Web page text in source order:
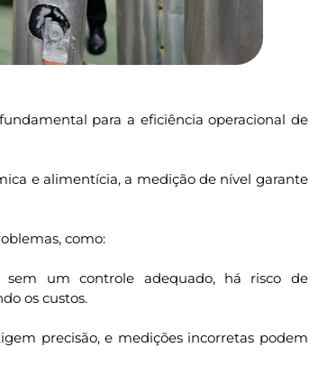
para a eficiência operacional de
e alimentícia, a medição de nível garante
como:
um controle adequado, há risco de
os custos.
precisão, e medições incorretas podem